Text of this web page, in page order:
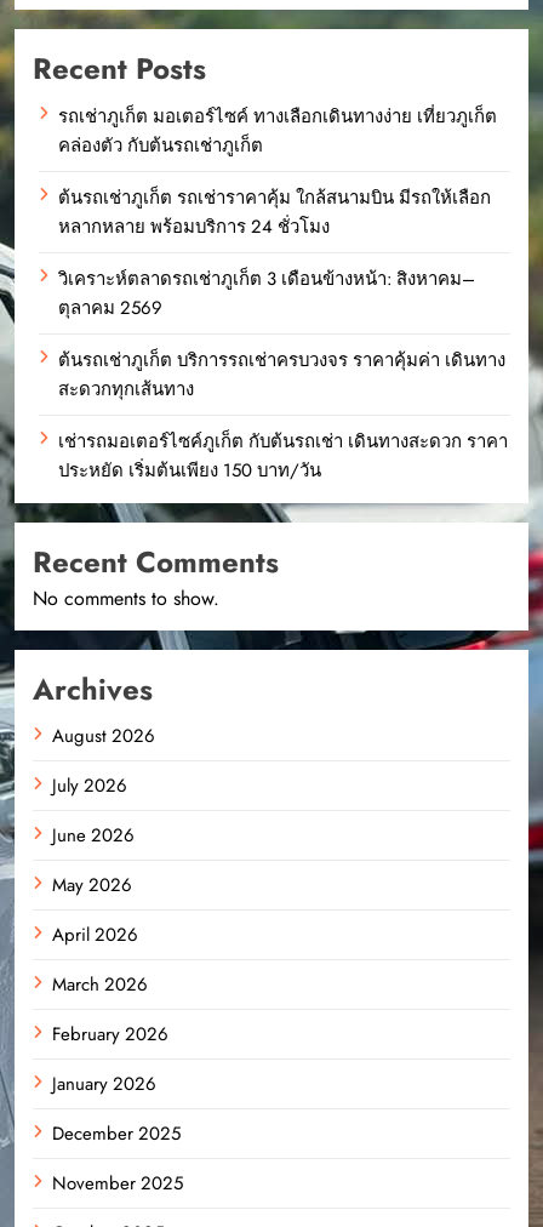
Recent Posts
รถเช่าภูเก็ต มอเตอร์ไซค์ ทางเลือกเดินทางง่าย เที่ยวภูเก็ต
คล่องตัว กับต้นรถเช่าภูเก็ต
ต้นรถเช่าภูเก็ต รถเช่าราคาคุ้ม ใกล้สนามบิน มีรถให้เลือก
หลากหลาย พร้อมบริการ 24 ชั่วโมง
วิเคราะห์ตลาดรถเช่าภูเก็ต 3 เดือนข้างหน้า: สิงหาคม–
ตุลาคม 2569
ต้นรถเช่าภูเก็ต บริการรถเช่าครบวงจร ราคาคุ้มค่า เดินทาง
สะดวกทุกเส้นทาง
เช่ารถมอเตอร์ไซค์ภูเก็ต กับต้นรถเช่า เดินทางสะดวก ราคา
ประหยัด เริ่มต้นเพียง 150 บาท/วัน
Recent Comments
No comments to show.
Archives
August 2026
July 2026
June 2026
May 2026
April 2026
March 2026
February 2026
January 2026
December 2025
November 2025